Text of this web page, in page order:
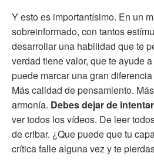
Y esto es importantísimo. En un
sobreinformado, con tantos
desarrollar una habilidad que te
verdad tiene valor, que te ayude
puede marcar una gran
Más calidad de pensamiento.
armonía. Debes dejar de
ver todos los vídeos. De leer
de cribar. ¿Que puede que tu
crítica falle alguna vez y te